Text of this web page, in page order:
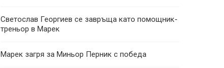
Светослав Георгиев се завръща като помощник-
треньор в Марек
Марек загря за Миньор Перник с победа